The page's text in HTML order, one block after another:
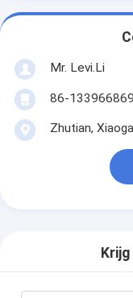
Mr. Levi.Li
86-
Zhutian,